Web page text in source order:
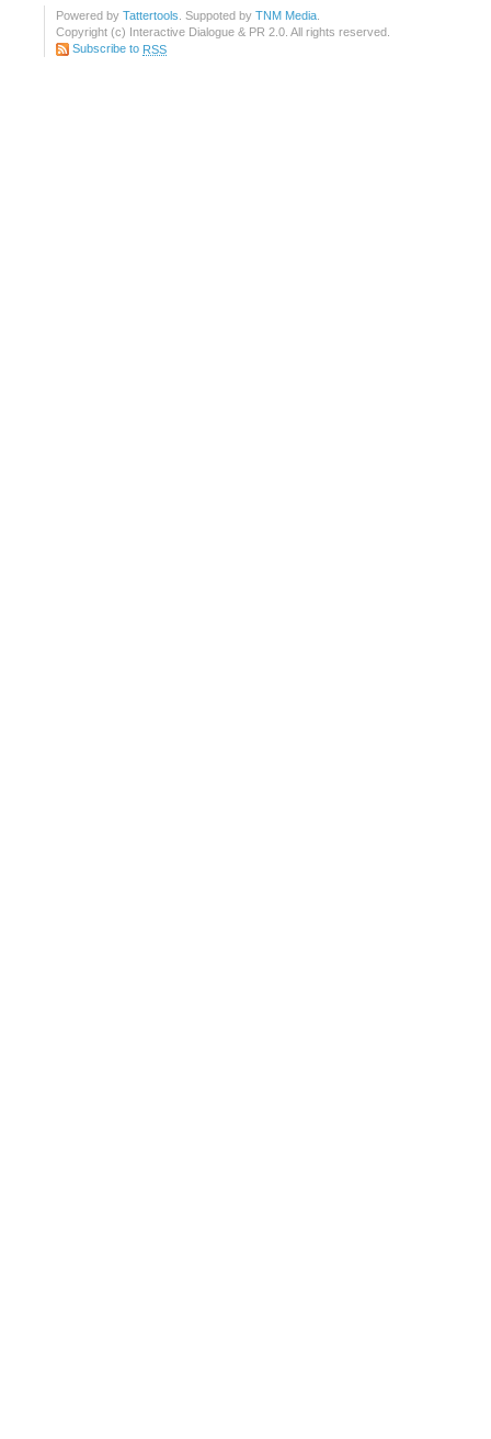
Powered by Tattertools . Suppoted by TNM Media
Copyright (c) Interactive Dialogue & PR 2.0. All rights reserved.
Subscribe to RSS